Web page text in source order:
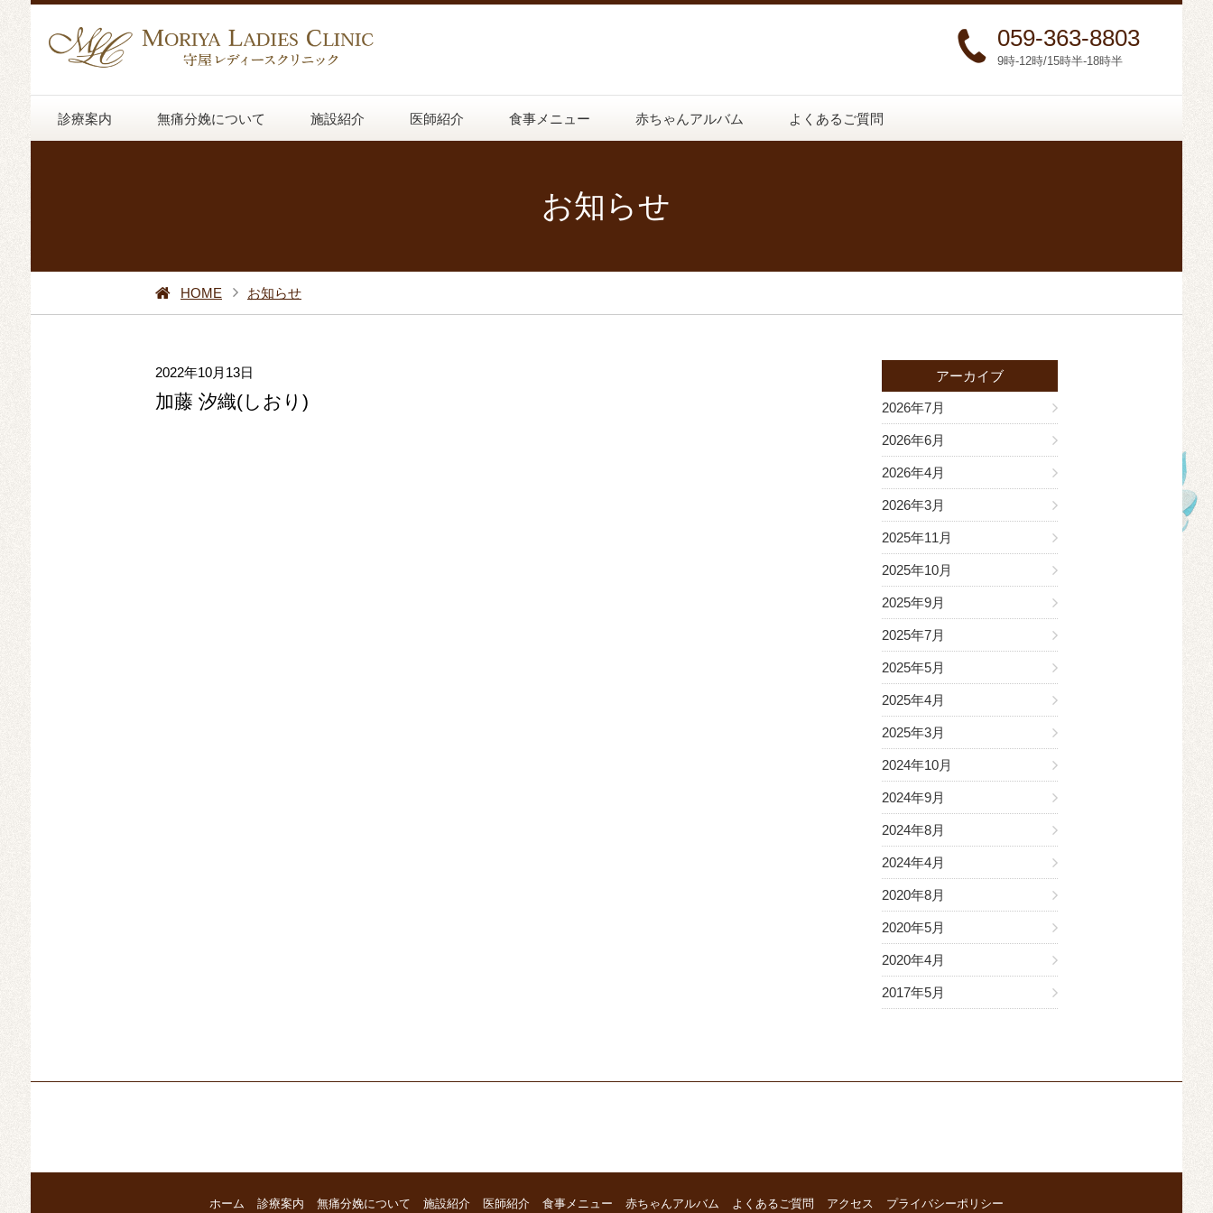
059-363-8803
9時-12時/15時半-18時半
診療案内 無痛分娩について 施設紹介 医師紹介 食事メニュー 赤ちゃんアルバム よくあるご質問
お知らせ
HOME お知らせ
2022年10月13日
加藤 汐織(しおり)
アーカイブ
2026年7月
2026年6月
2026年4月
2026年3月
2025年11月
2025年10月
2025年9月
2025年7月
2025年5月
2025年4月
2025年3月
2024年10月
2024年9月
2024年8月
2024年4月
2020年8月
2020年5月
2020年4月
2017年5月
ホーム 診療案内 無痛分娩について 施設紹介 医師紹介 食事メニュー 赤ちゃんアルバム よくあるご質問 アクセス プライバシーポリシー